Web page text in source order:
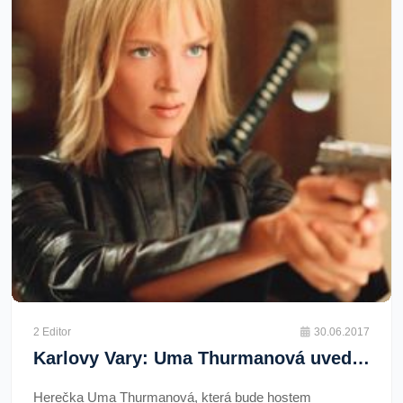
2 Editor 30.06.2017
Karlovy Vary: Uma Thurmanová uvede v letním kině film Kill Bill
Herečka Uma Thurmanová, která bude hostem